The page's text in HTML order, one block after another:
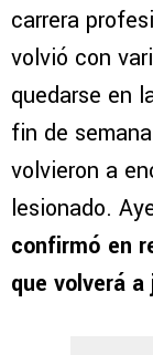
carrera
volvió con
quedarse en
fin de
volvieron a
lesionado.
confirmó en
que volverá